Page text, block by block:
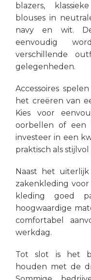
blazers,
blouses in
navy en wit.
eenvoudig
verschillende
gelegenheden.
Accessoires
het creëren van
Kies voor
oorbellen of een
investeer in een
praktisch als stijlvol
Naast het
zakenkleding
kleding goed
hoogwaardige
comfortabel
werkdag.
Tot slot is het
houden met de